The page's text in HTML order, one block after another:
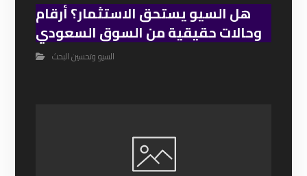
هل السيو يستحق الاستثمار؟ أرقام
وحالات حقيقية من السوق السعودي
السيو وتحسين البحث